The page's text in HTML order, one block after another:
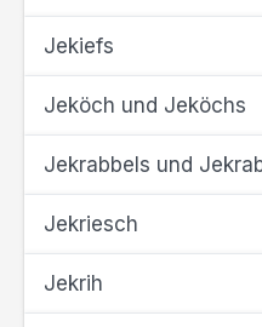
Jekiefs
Jeköch und Jeköchs
Jekrabbels und
Jekriesch
Jekrih